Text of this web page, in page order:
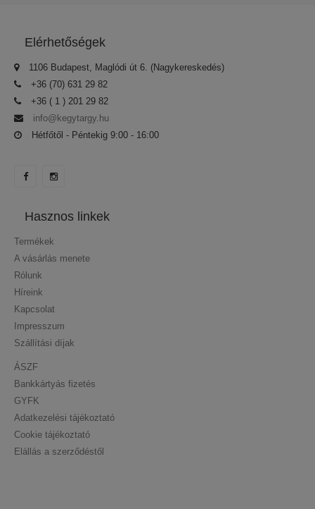
Elérhetőségek
1106 Budapest, Maglódi út 6. (Nagykereskedés)
+36 (70) 631 29 82
+36 ( 1 ) 201 29 82
info@kegytargy.hu
Hétfőtől - Péntekig 9:00 - 16:00
Hasznos linkek
Termékek
A vásárlás menete
Rólunk
Híreink
Kapcsolat
Impresszum
Szállítási díjak
ÁSZF
Bankkártyás fizetés
GYFK
Adatkezelési tájékoztató
Cookie tájékoztató
Elállás a szerződéstől